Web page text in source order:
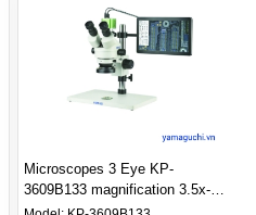
Microscopes 3 Eye KP-
3609B133 magnification 3.5x-
180x